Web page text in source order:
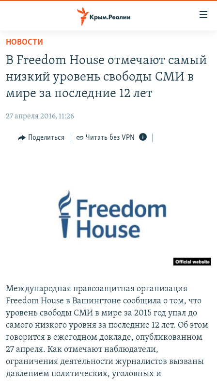
Вернуться
основному
содержанию
главной
навигации
Вернутся
НОВОСТИ
11 ЛЕТ ОККУПАЦИИ КРЫМА. 11 ИСТОРИЙ СОПРОТИВЛЕНИЯ
ЕЩЕ
ИНТЕРАКТИВ
СОВЕТЫ ПРАВОЗАЩИТНИКОВ
ПРОПАВШИЕ БЕЗ ВЕСТИ
ПОБЕДИТЕЛЕЙ НЕ СУДЯТ?
РАДІО СВОБОДА
ПРИСОЕДИНЯЙТЕСЬ!
Все сайты RFE/RL
НОВОСТИ
В Freedom House отмечают самый
низкий уровень свободы СМИ в
мире за последние 12 лет
27 апреля 2016, 11:26
Поделиться Читать без VPN
Международная правозащитная организация
Freedom House в Вашингтоне сообщила о том, что
уровень свободы СМИ в мире за 2015 год упал до
самого низкого уровня за последние 12 лет. Об этом
говорится в ежегодном докладе, опубликованном
27 апреля. Как отмечают наблюдатели,
ограничения деятельности журналистов вызваны
давлением политических, уголовных и